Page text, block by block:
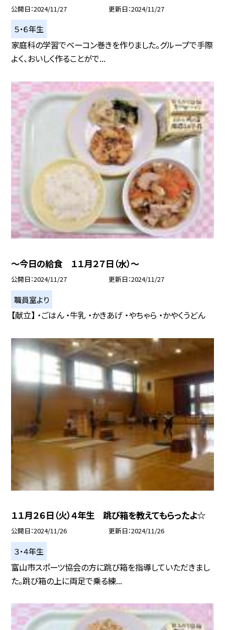
公開日 2024/11/27 更新日 2024/11/27
５・６年生
家庭科の学習でベーコン巻きを作りました。グループで手際
よく、おいしく作ることがで...
〜今日の給食 １１月２７日（水）〜
公開日 2024/11/27 更新日 2024/11/27
職員室より
【献立】 ・ごはん ・牛乳 ・かきあげ ・やちゃら ・かやくうどん
１１月２６日（火）４年生 跳び箱を教えてもらったよ☆
公開日 2024/11/26 更新日 2024/11/26
３・４年生
富山市スポーツ協会の方に跳び箱を指導していただきまし
た。跳び箱の上に両足で乗る練...